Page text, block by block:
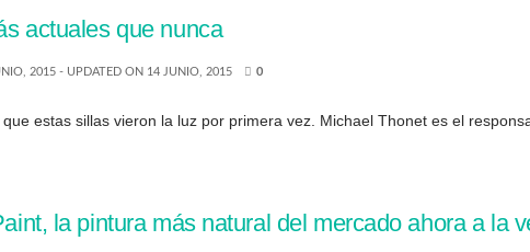
actuales que nunca
2015 - UPDATED ON 14 JUNIO, 2015 0
estas sillas vieron la luz por primera vez. Michael Thonet es el
la pintura más natural del mercado ahora a la